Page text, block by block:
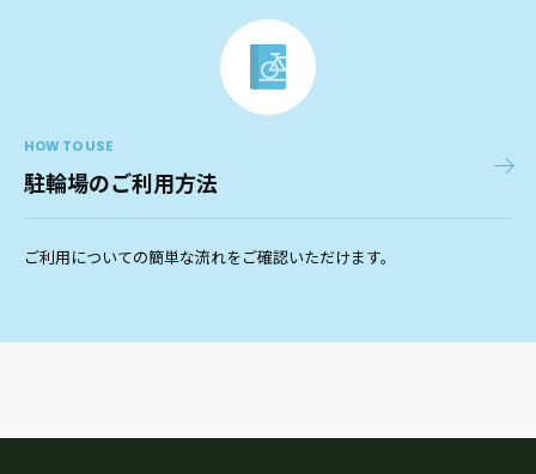
HOW TO USE
駐輪場のご利用方法
ご利用についての簡単な流れをご確認いただけます。